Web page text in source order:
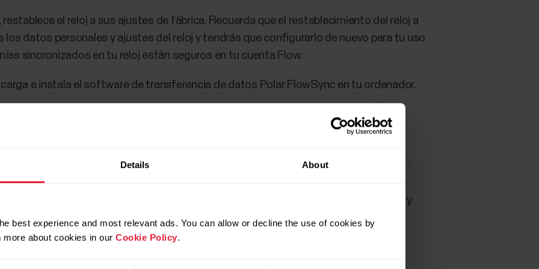
Details About
best experience and most relevant ads. You can allow or decline the use of cookies by
about cookies in our Cookie Policy.
el reloj a sus ajustes de fábrica. Recuerda que el restablecimiento del reloj a
datos personales y ajustes del reloj y tendrás que configurarlo de nuevo para tu uso
sincronizados en tu reloj están seguros en tu cuenta Flow.
e instala el software de transferencia de datos Polar FlowSync en tu ordenador.
ordenador.
de fábrica).
la sincronización, revisa la lista de dispositivos Bluetooth vinculados en tu teléfono y
en ella.
de nuevo, a través del móvil o del ordenador. Recuerda que tienes que utilizar en la